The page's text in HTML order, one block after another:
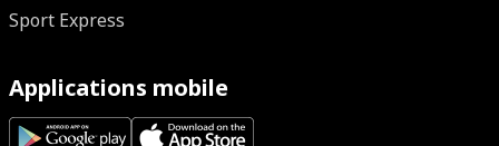
Sport Express
Applications mobile